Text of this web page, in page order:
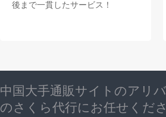
後まで一貫したサービス！
中国大手通販サイトのアリ
のさくら代行にお任せくださ